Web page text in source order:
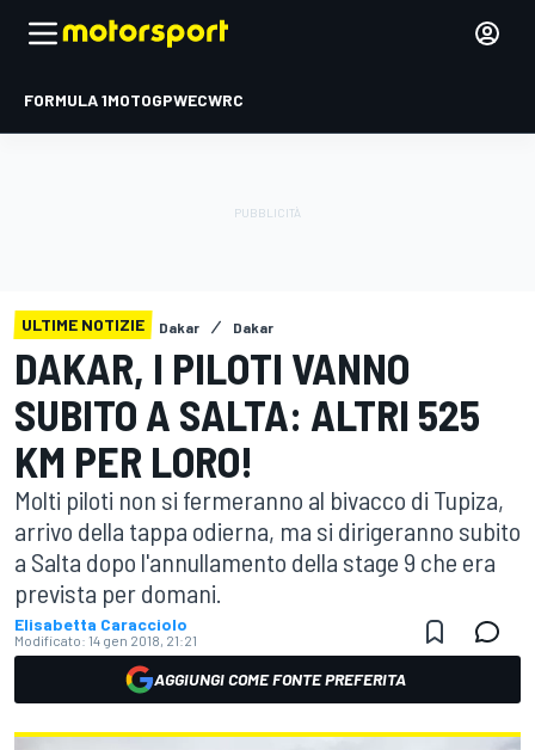
FORMULA 1MOTOGPWECWRC
ULTIME NOTIZIE Dakar Dakar
DAKAR, I PILOTI VANNO
SUBITO A SALTA: ALTRI 525
KM PER LORO!
Molti piloti non si fermeranno al bivacco di Tupiza,
arrivo della tappa odierna, ma si dirigeranno subito
a Salta dopo l'annullamento della stage 9 che era
prevista per domani.
Elisabetta Caracciolo
Modificato: 14 gen 2018, 21:21
AGGIUNGI COME FONTE PREFERITA